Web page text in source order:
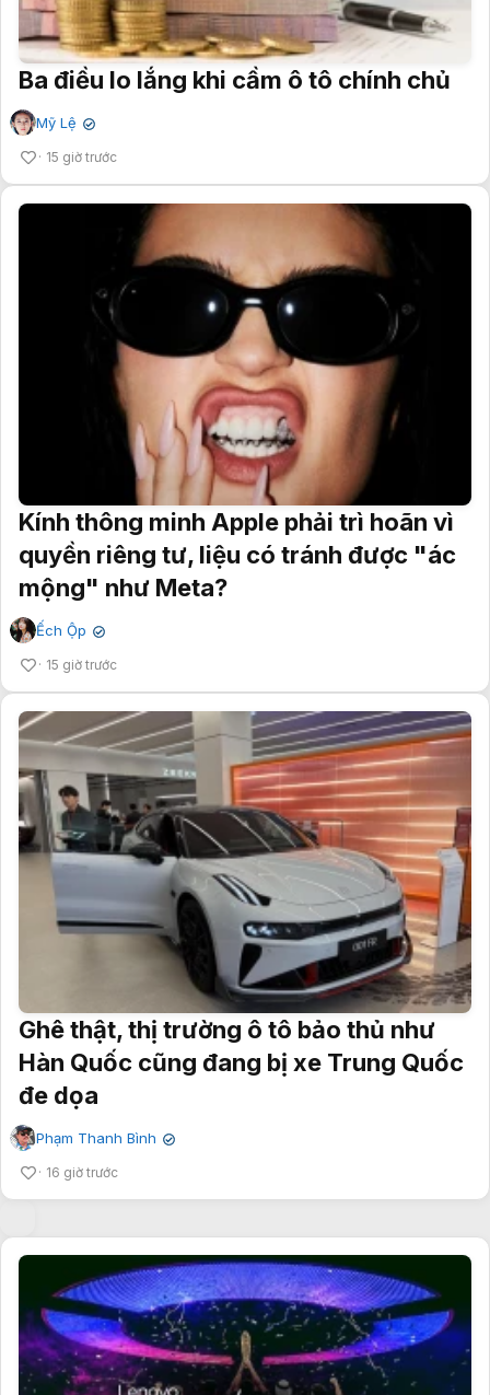
Ba điều lo lắng khi cầm ô tô chính chủ
Mỹ Lệ ✔
15 giờ trước
Kính thông minh Apple phải trì hoãn vì
quyền riêng tư, liệu có tránh được "ác
mộng" như Meta?
Ếch Ộp ✔
15 giờ trước
Ghê thật, thị trường ô tô bảo thủ như
Hàn Quốc cũng đang bị xe Trung Quốc
đe dọa
Phạm Thanh Bình ✔
16 giờ trước